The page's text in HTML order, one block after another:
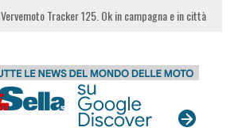
Vervemoto Tracker 125. Ok in campagna e in città